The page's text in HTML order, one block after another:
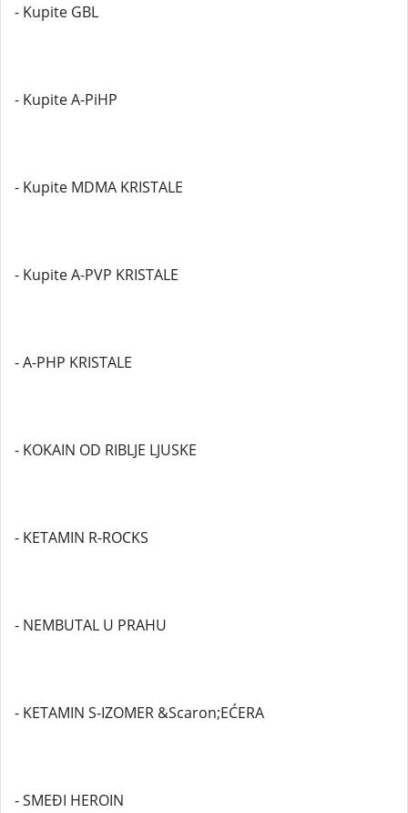
- Kupite GBL
- Kupite A-PiHP
- Kupite MDMA KRISTALE
- Kupite A-PVP KRISTALE
- A-PHP KRISTALE
- KOKAIN OD RIBLJE LJUSKE
- KETAMIN R-ROCKS
- NEMBUTAL U PRAHU
- KETAMIN S-IZOMER &Scaron;EĆERA
- SMEĐI HEROIN